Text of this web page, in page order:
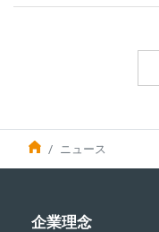
ニュース
企業理念